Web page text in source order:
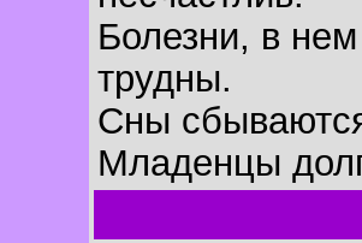
Болезни, в
трудны.
Сны
Младенцы